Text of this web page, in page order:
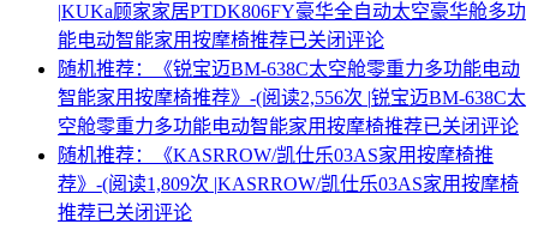
|KUKa顾家家居PTDK806FY豪华全自动太空豪华舱多功
能电动智能家用按摩椅推荐已关闭评论
随机推荐：《锐宝迈BM-638C太空舱零重力多功能电动
智能家用按摩椅推荐》-(阅读2,556次 |锐宝迈BM-638C太
空舱零重力多功能电动智能家用按摩椅推荐已关闭评论
随机推荐：《KASRROW/凯仕乐03AS家用按摩椅推
荐》-(阅读1,809次 |KASRROW/凯仕乐03AS家用按摩椅
推荐已关闭评论